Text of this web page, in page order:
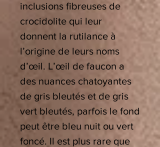
inclusions fibreuses de
crocidolite qui leur
donnent la rutilance à
l’origine de leurs noms
d’œil. L’œil de faucon a
des nuances chatoyantes
de gris bleutés et de gris
vert bleutés, parfois le fond
peut être bleu nuit ou vert
foncé. Il est plus rare que